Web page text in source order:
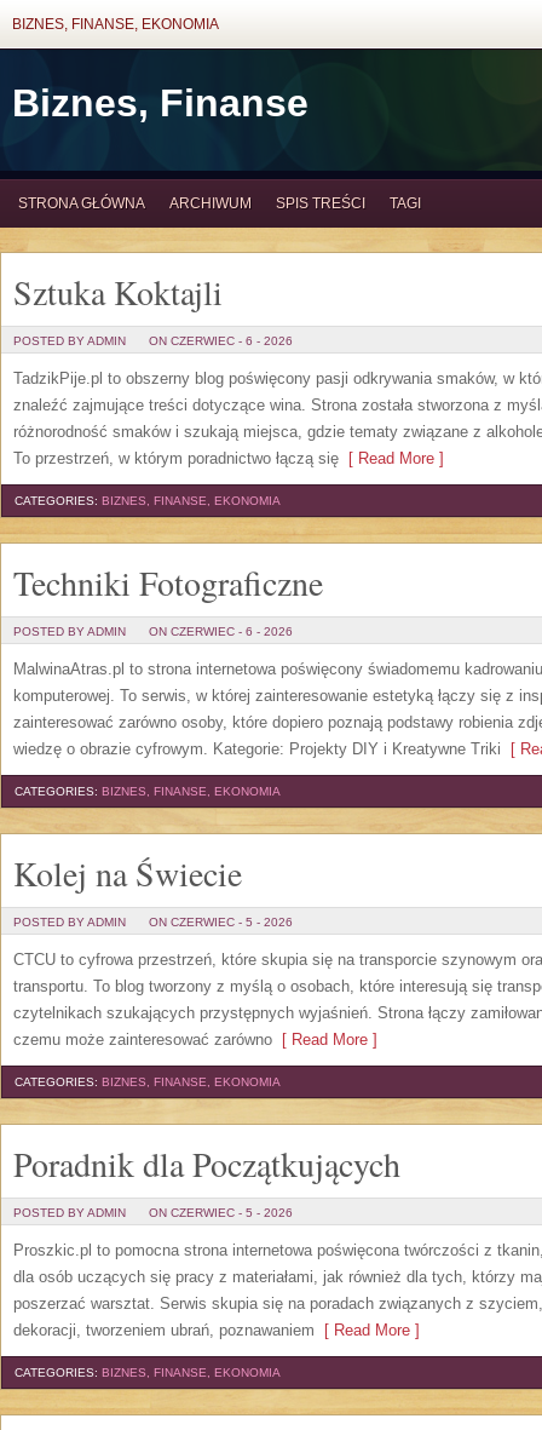
BIZNES, FINANSE, EKONOMIA
Biznes, Finanse
STRONA GŁÓWNA ARCHIWUM SPIS TREŚCI TAGI
Sztuka Koktajli
POSTED BY ADMIN ON CZERWIEC - 6 - 2026
TadzikPije.pl to obszerny blog poświęcony pasji odkrywania smaków, w
znaleźć zajmujące treści dotyczące wina. Strona została stworzona z
różnorodność smaków i szukają miejsca, gdzie tematy związane z
To przestrzeń, w którym poradnictwo łączą się [ Read More ]
CATEGORIES: BIZNES, FINANSE, EKONOMIA
Techniki Fotograficzne
POSTED BY ADMIN ON CZERWIEC - 6 - 2026
MalwinaAtras.pl to strona internetowa poświęcony świadomemu
komputerowej. To serwis, w której zainteresowanie estetyką łączy się z
zainteresować zarówno osoby, które dopiero poznają podstawy robienia
wiedzę o obrazie cyfrowym. Kategorie: Projekty DIY i Kreatywne Triki [
CATEGORIES: BIZNES, FINANSE, EKONOMIA
Kolej na Świecie
POSTED BY ADMIN ON CZERWIEC - 5 - 2026
CTCU to cyfrowa przestrzeń, które skupia się na transporcie szynowym
transportu. To blog tworzony z myślą o osobach, które interesują się
czytelnikach szukających przystępnych wyjaśnień. Strona łączy
czemu może zainteresować zarówno [ Read More ]
CATEGORIES: BIZNES, FINANSE, EKONOMIA
Poradnik dla Początkujących
POSTED BY ADMIN ON CZERWIEC - 5 - 2026
Proszkic.pl to pomocna strona internetowa poświęcona twórczości z
dla osób uczących się pracy z materiałami, jak również dla tych, którzy
poszerzać warsztat. Serwis skupia się na poradach związanych z
dekoracji, tworzeniem ubrań, poznawaniem [ Read More ]
CATEGORIES: BIZNES, FINANSE, EKONOMIA